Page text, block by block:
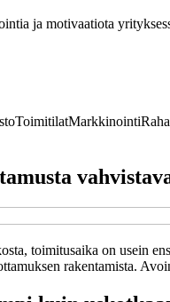
ja motivaatiota
ToimitilatMarkkinointi
toimitusaika on usein
rakentamista.